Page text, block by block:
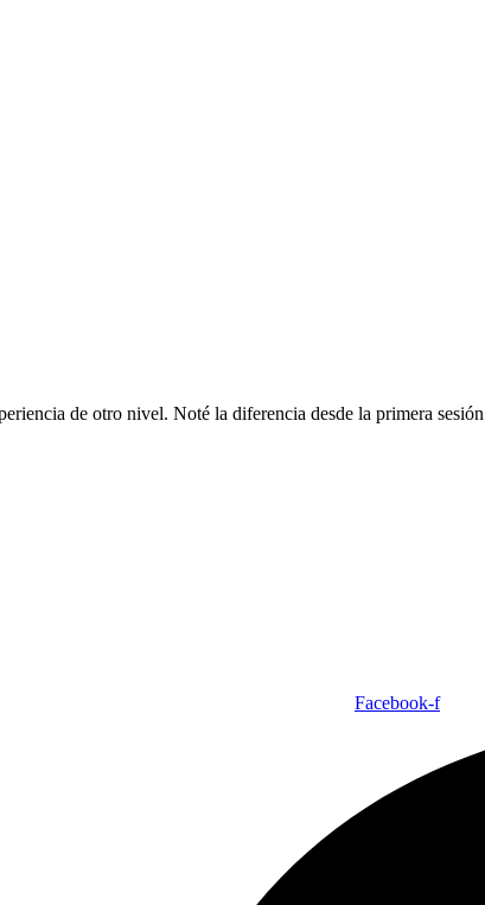
de otro nivel. Noté la diferencia desde la primera
Facebook-f